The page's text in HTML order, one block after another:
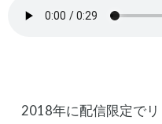
2018年に配信限定で